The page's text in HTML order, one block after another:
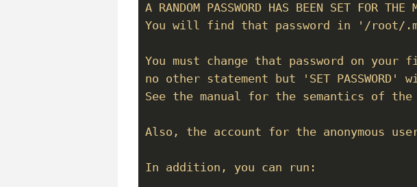
A RANDOM PASSWORD HAS BEEN SET FOR
You will find that password in '/root/
You must change that password on your
no other statement but 'SET PASSWORD'
See the manual for the semantics of
Also, the account for the anonymous
In addition, you can run: